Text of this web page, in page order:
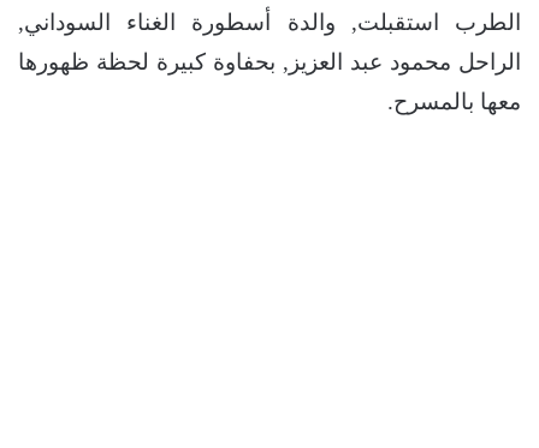
الطرب استقبلت, والدة أسطورة الغناء السوداني,
الراحل محمود عبد العزيز, بحفاوة كبيرة لحظة ظهورها
معها بالمسرح.